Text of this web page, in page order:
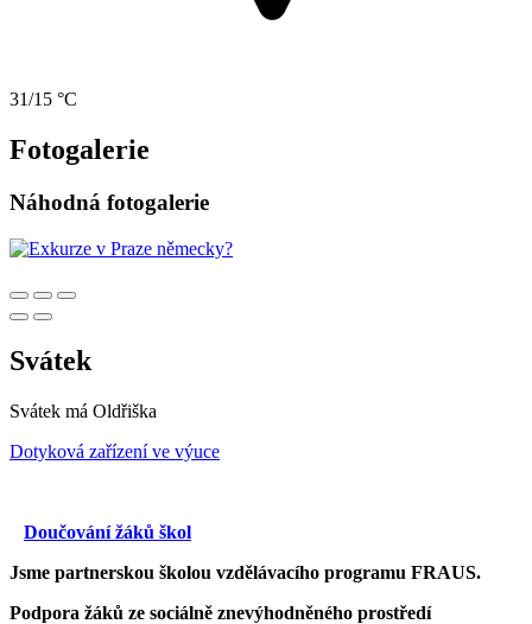
31/15 °C
Fotogalerie
Náhodná fotogalerie
Svátek
Svátek má Oldřiška
Dotyková zařízení ve výuce
Doučování žáků škol
Jsme partnerskou školou vzdělávacího programu FRAUS.
Podpora žáků ze sociálně znevýhodněného prostředí